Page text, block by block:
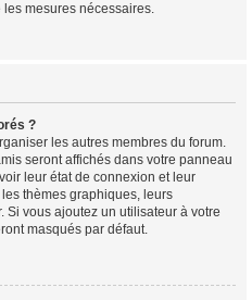
les mesures nécessaires.
?
les autres membres du forum.
seront affichés dans votre panneau
leur état de connexion et leur
thèmes graphiques, leurs
Si vous ajoutez un utilisateur à votre
masqués par défaut.